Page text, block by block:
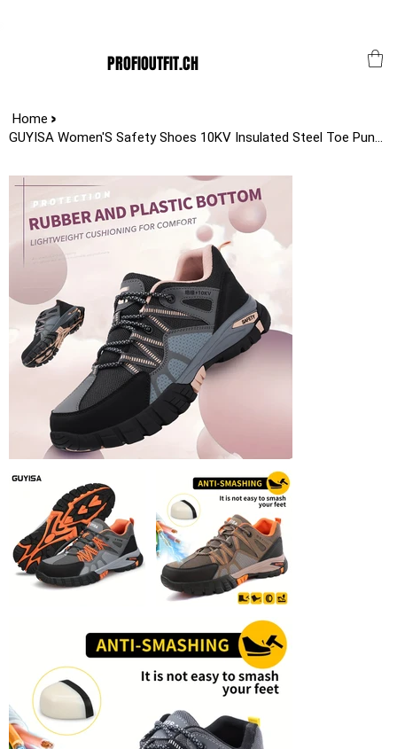
PROFIOUTFIT.CH
Home >
GUYISA Women'S Safety Shoes 10KV Insulated Steel Toe Puncture-Resistant Work Sn